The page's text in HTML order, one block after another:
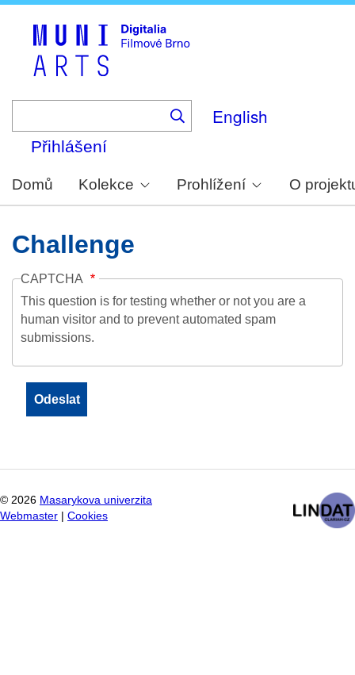
English
Přihlášení
Domů Kolekce Prohlížení O
Challenge
CAPTCHA
This question is for testing whether or not you are a
human visitor and to prevent automated spam
submissions.
© 2026 Masarykova univerzita
Webmaster
Cookies